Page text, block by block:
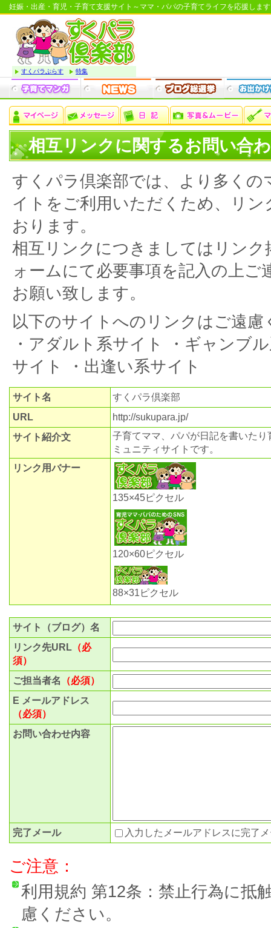
妊娠・出産・育児・子育て支援サイト～ママ・パパの子育てライフを応援しま
すくパラぷらす 特集
相互リンクに関するお問い合
すくパラ倶楽部では、より多くの
イトをご利用いただくため、リ
おります。
相互リンクにつきましてはリンク
ォームにて必要事項を記入の上ご
お願い致します。
以下のサイトへのリンクはご遠慮
・アダルト系サイト ・ギャンブ
サイト ・出逢い系サイト
サイト名
すくパラ倶楽部
URL
http://sukupara.jp/
サイト紹介文
子育てママ、パパが日記を書いた
ミュニティサイトです。
リンク用バナー
135×45ピクセル
120×60ピクセル
88×31ピクセル
サイト（ブログ）名
リンク先URL （必
須）
ご担当者名
（必須）
E メールアドレス
（必須）
お問い合わせ内容
完了メール 入力したメールアドレスに完了
ご注意：
利用規約 第12条：禁止行為に抵
慮ください。